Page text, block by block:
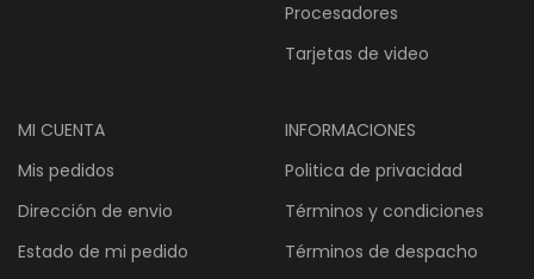
Procesadores
Tarjetas de video
MI CUENTA
Mis pedidos
Dirección de envio
Estado de mi pedido
INFORMACIONES
Politica de privacidad
Términos y condiciones
Términos de despacho